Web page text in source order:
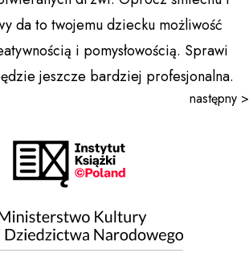
da to twojemu dziecku możliwość
i pomysłowością. Sprawi
jeszcze bardziej profesjonalna.
następny >